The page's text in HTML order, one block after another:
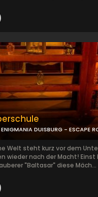
ENIGMANIA DUISBURG - ESCAPE
Welt steht kurz vor dem
wieder nach der Macht!
"Baltasar" diese Mäch...